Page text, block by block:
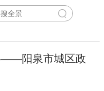
——阳泉市城区政